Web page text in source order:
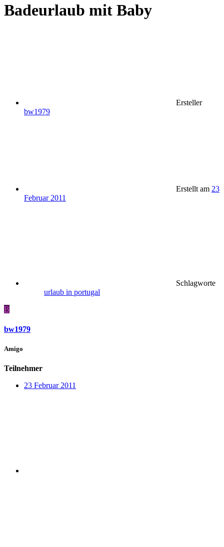
Badeurlaub mit Baby
Ersteller
bw1979
Erstellt am 23
Februar 2011
Schlagworte
urlaub in portugal
B
bw1979
Amigo
Teilnehmer
23 Februar 2011